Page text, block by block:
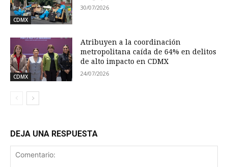
CDMX
30/07/2026
CDMX
Atribuyen a la coordinación
metropolitana caída de 64% en delitos
de alto impacto en CDMX
24/07/2026
DEJA UNA RESPUESTA